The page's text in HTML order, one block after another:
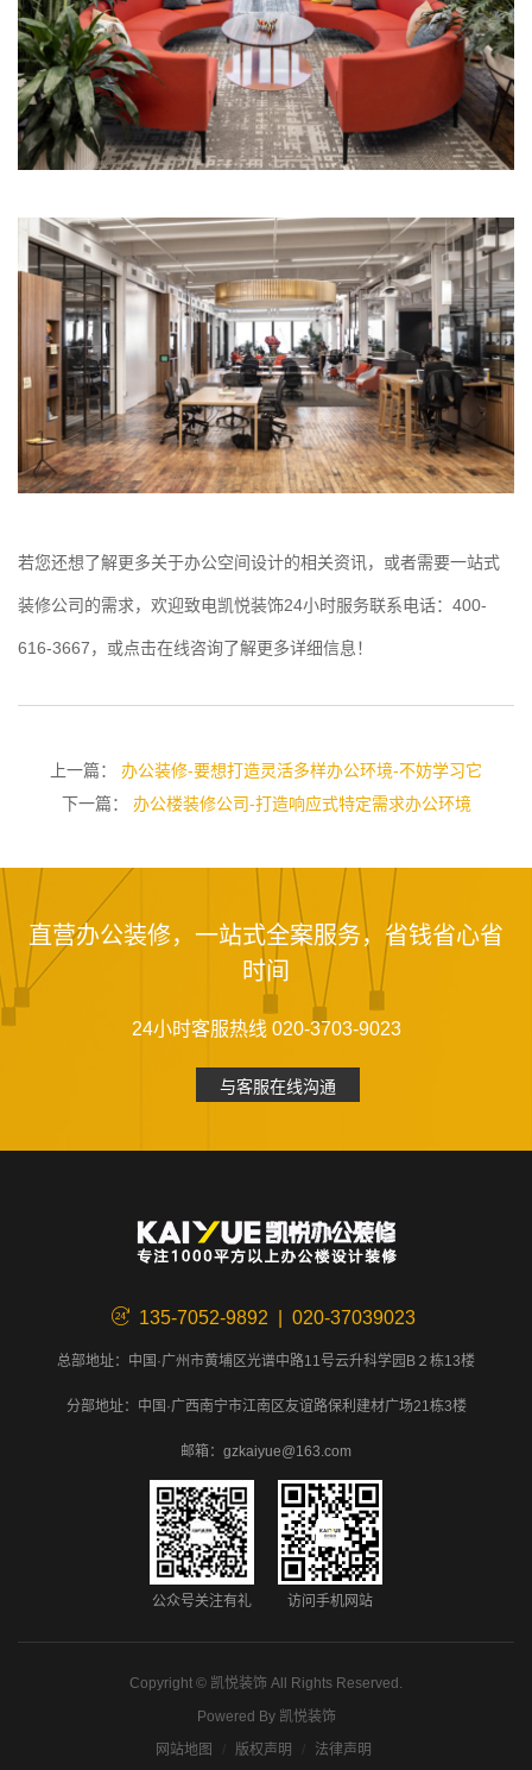
若您还想了解更多关于办公空间设计的相关资讯，或者需要一站式
装修公司的需求，欢迎致电凯悦装饰24小时服务联系电话：400-
616-3667，或点击在线咨询了解更多详细信息！
上一篇： 办公装修-要想打造灵活多样办公环境-不妨学习它
下一篇： 办公楼装修公司-打造响应式特定需求办公环境
直营办公装修，一站式全案服务，省钱省心省
时间
24小时客服热线 020-3703-9023
与客服在线沟通
135-7052-9892 | 020-37039023
总部地址：中国·广州市黄埔区光谱中路11号云升科学园B２栋13楼
分部地址：中国·广西南宁市江南区友谊路保利建材广场21栋3楼
邮箱：gzkaiyue@163.com
公众号关注有礼 访问手机网站
Copyright © 凯悦装饰 All Rights Reserved.
Powered By 凯悦装饰
网站地图
版权声明 法律声明